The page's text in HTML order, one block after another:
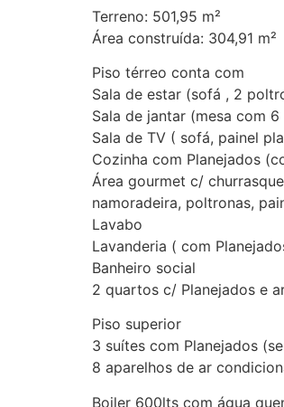
Terreno: 501,95 m²
Área construída: 304,91 m²
Piso térreo conta com
Sala de estar (sofá , 2
Sala de jantar (mesa com
Sala de TV ( sofá, painel
Cozinha com Planejados
Área gourmet c/
namoradeira, poltronas,
Lavabo
Lavanderia ( com
Banheiro social
2 quartos c/ Planejados e
Piso superior
3 suítes com Planejados
8 aparelhos de ar
Boiler 600lts com água